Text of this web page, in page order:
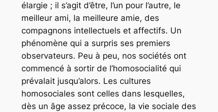
élargie ; il s’agit d’être, l’un pour l’autre, le
meilleur ami, la meilleure amie, des
compagnons intellectuels et affectifs. Un
phénomène qui a surpris ses premiers
observateurs. Peu à peu, nos sociétés ont
commencé à sortir de l’homosocialité qui
prévalait jusqu’alors. Les cultures
homosociales sont celles dans lesquelles,
dès un âge assez précoce, la vie sociale des